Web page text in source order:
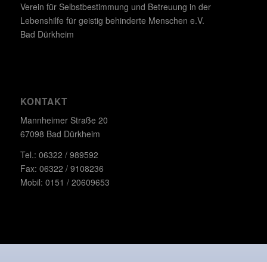
Verein für Selbstbestimmung und Betreuung in der
Lebenshilfe für geistig behinderte Menschen e.V.
Bad Dürkheim
KONTAKT
Mannheimer Straße 20
67098 Bad Dürkheim
Tel.: 06322 / 989592
Fax: 06322 / 9108236
Mobil: 0151 / 20609653